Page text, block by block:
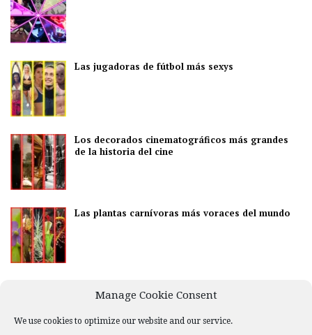
Manage Cookie Consent
We use cookies to optimize our website and our service.
Las jugadoras de fútbol más sexys
Los decorados cinematográficos más grandes
de la historia del cine
Las plantas carnívoras más voraces del mundo
nocturna